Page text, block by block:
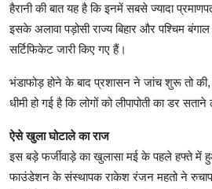
हैरानी की बात यह है कि इनमें सबसे ज्यादा
इसके अलावा पड़ोसी राज्य बिहार और पश्चिम बंगाल
सर्टिफिकेट जारी किए गए हैं।
भंडाफोड़ होने के बाद प्रशासन ने जांच शुरू तो
धीमी हो गई है कि लोगों को लीपापोती का डर सताने
ऐसे खुला घोटाले का राज
इस बड़े फर्जीवाड़े का खुलासा मई के पहले हफ्ते में
फाउंडेशन के संस्थापक राकेश रंजन महतो ने रुचाप